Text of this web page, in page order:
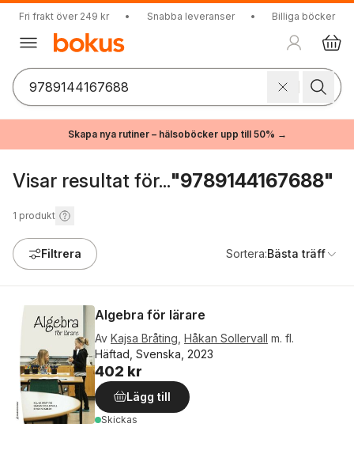
Fri frakt över 249 kr • Snabba leveranser • Billiga böcker
Skapa nya rutiner – hälsoböcker upp till 50% →
Visar resultat för..."9789144167688"
1 produkt
Filtrera Sortera:Bästa träff
Algebra för lärare
Av Kajsa Bråting Håkan Sollervall m. fl.
Häftad, Svenska, 2023
402 kr
Lägg till
Skickas